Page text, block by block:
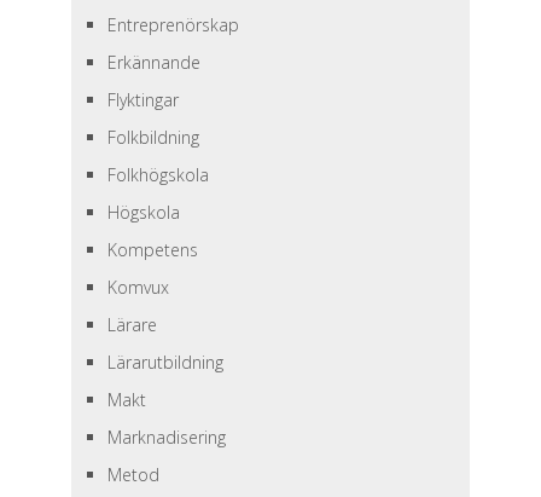
Entreprenörskap
Erkännande
Flyktingar
Folkbildning
Folkhögskola
Högskola
Kompetens
Komvux
Lärare
Lärarutbildning
Makt
Marknadisering
Metod